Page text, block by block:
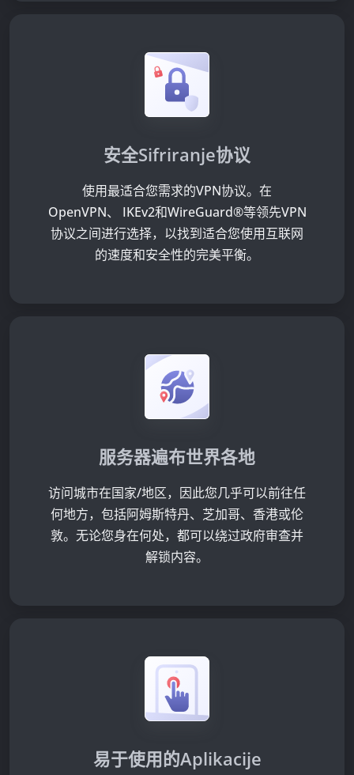
安全Sifriranje协议
使用最适合您需求的VPN协议。在
OpenVPN、 IKEv2和WireGuard®等领先VPN
协议之间进行选择，以找到适合您使用互联网
的速度和安全性的完美平衡。
服务器遍布世界各地
访问城市在国家/地区，因此您几乎可以前往任
何地方，包括阿姆斯特丹、芝加哥、香港或伦
敦。无论您身在何处，都可以绕过政府审查并
解锁内容。
易于使用的Aplikacije